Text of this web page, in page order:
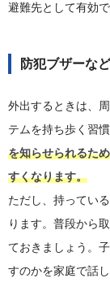
避難先として有効で
防犯ブザーな
外出するときは、
テムを持ち歩く習
を知らせられるた
すくなります。
ただし、持ってい
ります。普段から
ておきましょう。
すのかを家庭で話